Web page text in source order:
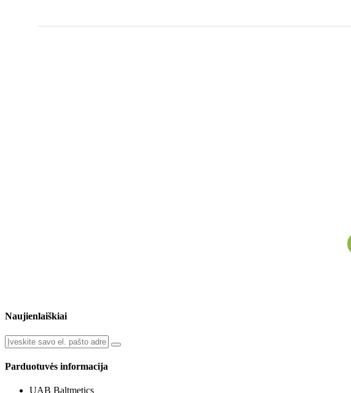
Naujienlaiškiai
Parduotuvės informacija
UAB Baltmetics